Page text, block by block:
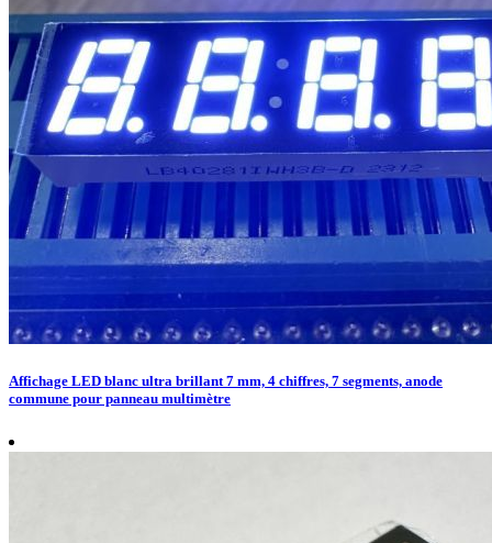
Affichage LED blanc ultra brillant 7 mm, 4 chiffres, 7 segments, anode
commune pour panneau multimètre